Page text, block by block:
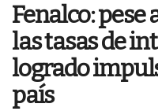
Fenalco: pese
las tasas de
logrado
país